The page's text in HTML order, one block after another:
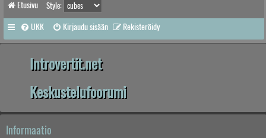
Etusivu Style:
UKK Kirjaudu sisään Rekisteröidy
Introvertit.net
Keskustelufoorumi
Informaatio